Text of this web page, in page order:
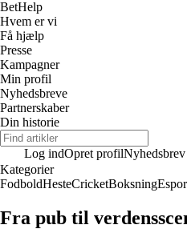
BetHelp
Hvem er vi
Få hjælp
Presse
Kampagner
Min profil
Nyhedsbreve
Partnerskaber
Din historie
Log indOpret profilNyhedsbrev
Kategorier
FodboldHesteCricketBoksning
Fra pub til